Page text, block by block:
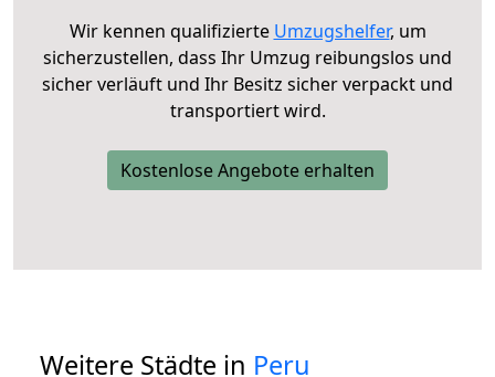
Wir kennen qualifizierte Umzugshelfer, um
sicherzustellen, dass Ihr Umzug reibungslos und
sicher verläuft und Ihr Besitz sicher verpackt und
transportiert wird.
Kostenlose Angebote erhalten
Weitere Städte in Peru